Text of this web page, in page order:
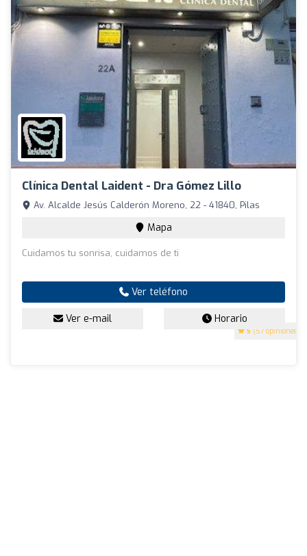
Clínica Dental Laident - Dra Gómez Lillo
5 (57 opiniones)
Av. Alcalde Jesús Calderón Moreno, 22 - 41840, Pilas
Mapa
Cuidamos tu sonrisa, cuidamos de ti
Ver teléfono
Ver e-mail Horario